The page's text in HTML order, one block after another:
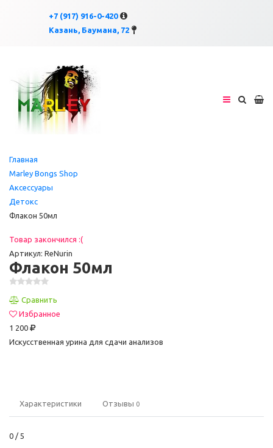
+7 (917) 916-0-420
Казань, Баумана, 72×
Главная
Marley Bongs Shop
Аксессуары
Детокс
Флакон 50мл
Товар закончился :(
Артикул: ReNurin
Флакон 50мл
Сравнить
Избранное
1 200
Искусственная урина для сдачи анализов
Характеристики Отзывы 0
0 / 5